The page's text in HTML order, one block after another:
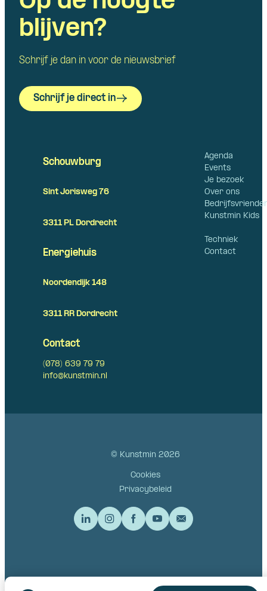
blijven?
Schrijf je dan in voor de nieuwsbrief
Schrijf je direct in
Agenda
Events
Je bezoek
Over ons
Kunstmin Kids
Techniek
Contact
Schouwburg
Sint Jorisweg 76
3311 PL Dordrecht
Energiehuis
Noordendijk 148
3311 RR Dordrecht
Contact
(078) 639 79 79
info@kunstmin.nl
© Kunstmin 2026
Cookies
Privacybeleid